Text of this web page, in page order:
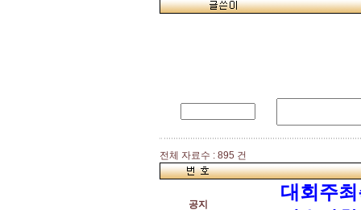
전체 자료수 : 895 건
공지
대회주